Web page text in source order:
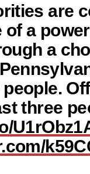
are
of a
a
three